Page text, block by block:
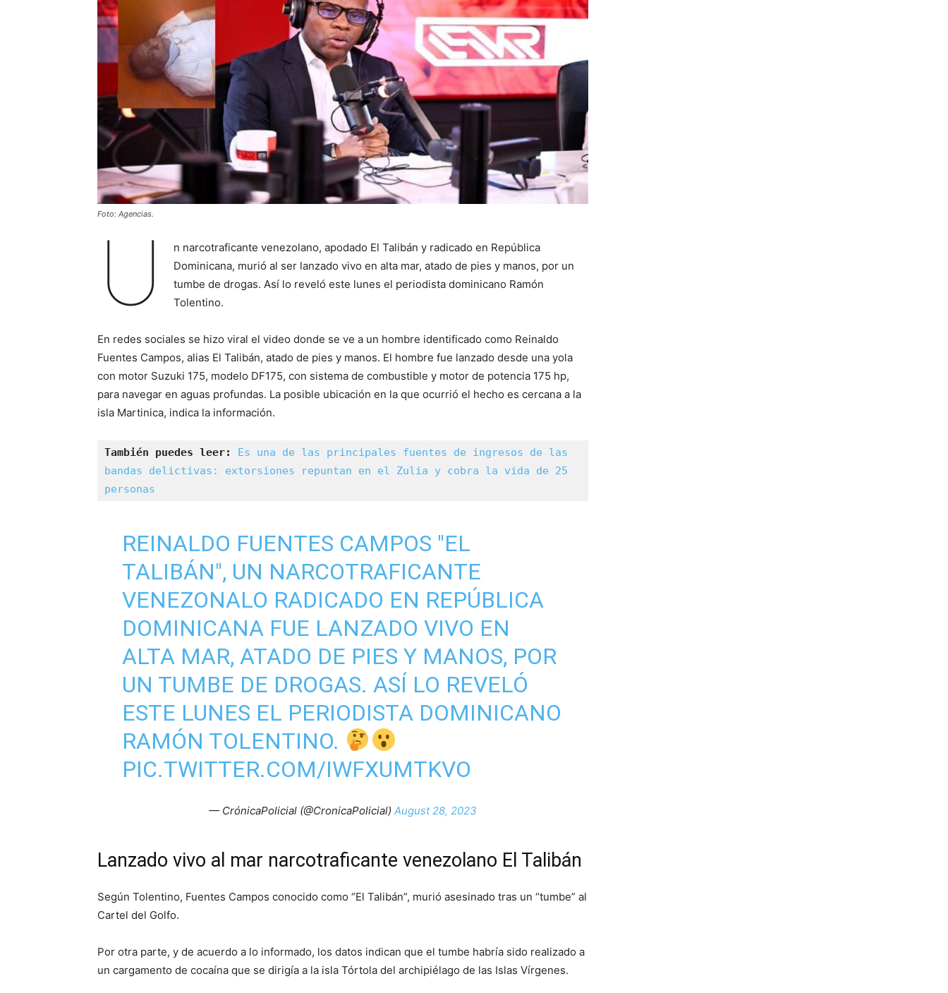
Foto: Agencias.
U
n narcotraficante venezolano, apodado El Talibán y radicado en República
Dominicana, murió al ser lanzado vivo en alta mar, atado de pies y manos, por un
tumbe de drogas. Así lo reveló este lunes el periodista dominicano Ramón
Tolentino.
En redes sociales se hizo viral el video donde se ve a un hombre identificado como Reinaldo
Fuentes Campos, alias El Talibán, atado de pies y manos. El hombre fue lanzado desde una yola
con motor Suzuki 175, modelo DF175, con sistema de combustible y motor de potencia 175 hp,
para navegar en aguas profundas. La posible ubicación en la que ocurrió el hecho es cercana a la
isla Martinica, indica la información.
También puedes leer: Es una de las principales fuentes de ingresos de las
bandas delictivas: extorsiones repuntan en el Zulia y cobra la vida de 25
personas
REINALDO FUENTES CAMPOS "EL
TALIBÁN", UN NARCOTRAFICANTE
VENEZONALO RADICADO EN REPÚBLICA
DOMINICANA FUE LANZADO VIVO EN
ALTA MAR, ATADO DE PIES Y MANOS, POR
UN TUMBE DE DROGAS. ASÍ LO REVELÓ
ESTE LUNES EL PERIODISTA DOMINICANO
RAMÓN TOLENTINO.
PIC.TWITTER.COM/IWFXUMTKVO
— CrónicaPolicial (@CronicaPolicial) August 28, 2023
Lanzado vivo al mar narcotraficante venezolano El Talibán
Según Tolentino, Fuentes Campos conocido como “El Talibán”, murió asesinado tras un “tumbe” al
Cartel del Golfo.
Por otra parte, y de acuerdo a lo informado, los datos indican que el tumbe habría sido realizado a
un cargamento de cocaína que se dirigía a la isla Tórtola del archipiélago de las Islas Vírgenes.